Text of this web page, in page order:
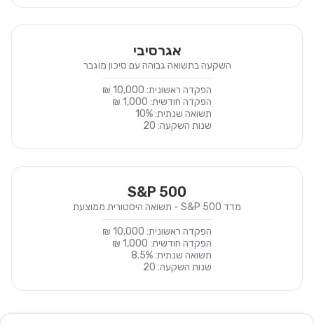
אגרסיבי
השקעה בתשואה גבוהה עם סיכון מוגבר
הפקדה ראשונית: 10,000
₪
הפקדה חודשית: 1,000
₪
תשואה שנתית:
10%
שנות השקעה: 20
S&P 500
מדד S&P 500 - תשואה היסטורית ממוצעת
הפקדה ראשונית: 10,000
₪
הפקדה חודשית: 1,000
₪
תשואה שנתית:
8.5%
שנות השקעה: 20